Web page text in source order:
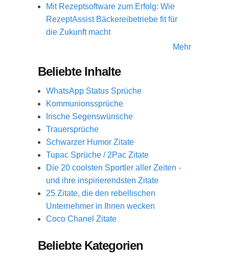
Mit Rezeptsoftware zum Erfolg: Wie
RezeptAssist Bäckereibetriebe fit für
die Zukunft macht
Mehr
Beliebte Inhalte
WhatsApp Status Sprüche
Kommunionssprüche
Irische Segenswünsche
Trauersprüche
Schwarzer Humor Zitate
Tupac Sprüche / 2Pac Zitate
Die 20 coolsten Sportler aller Zeiten -
und ihre inspirierendsten Zitate
25 Zitate, die den rebellischen
Unternehmer in Ihnen wecken
Coco Chanel Zitate
Beliebte Kategorien